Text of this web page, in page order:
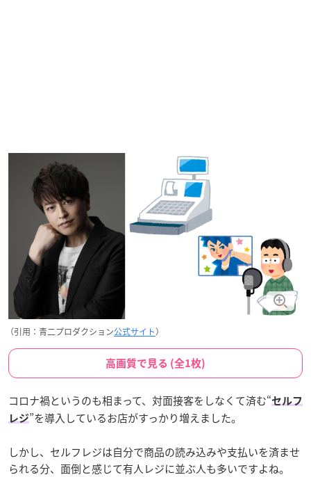
（引用：青二プロダクション公式サイト）
高画質で見る (全1枚)
コロナ禍というのも相まって、対面接客をしなくて済む“セルフ
レジ”を導入しているお店がすっかり増えました。
しかし、セルフレジは自分で商品の読み込みや支払いを済ませ
られる分、面倒と感じて有人レジに並ぶ人も多いですよね。